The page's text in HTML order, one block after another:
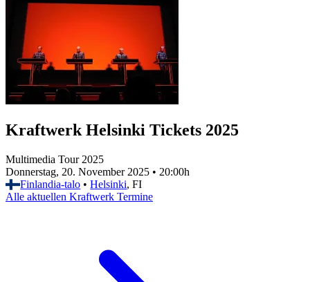
Kraftwerk Helsinki Tickets 2025
Multimedia Tour 2025
Donnerstag, 20. November 2025 • 20:00h
Finlandia-talo • Helsinki, FI
Alle aktuellen Kraftwerk Termine